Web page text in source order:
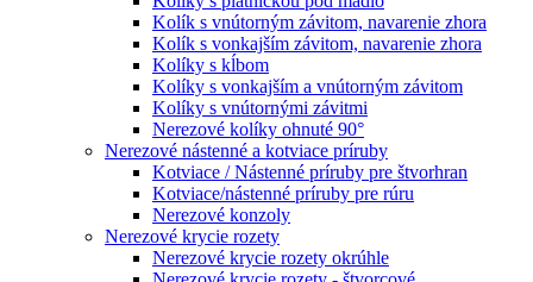
Kolík s vnútorným závitom, navarenie zhora
Kolík s vonkajším závitom, navarenie zhora
Kolíky s kĺbom
Kolíky s vonkajším a vnútorným závitom
Kolíky s vnútornými závitmi
Nerezové kolíky ohnuté 90°
Nerezové nástenné a kotviace príruby
Kotviace / Nástenné príruby pre štvorhran
Kotviace/nástenné príruby pre rúru
Nerezové konzoly
Nerezové krycie rozety
Nerezové krycie rozety okrúhle